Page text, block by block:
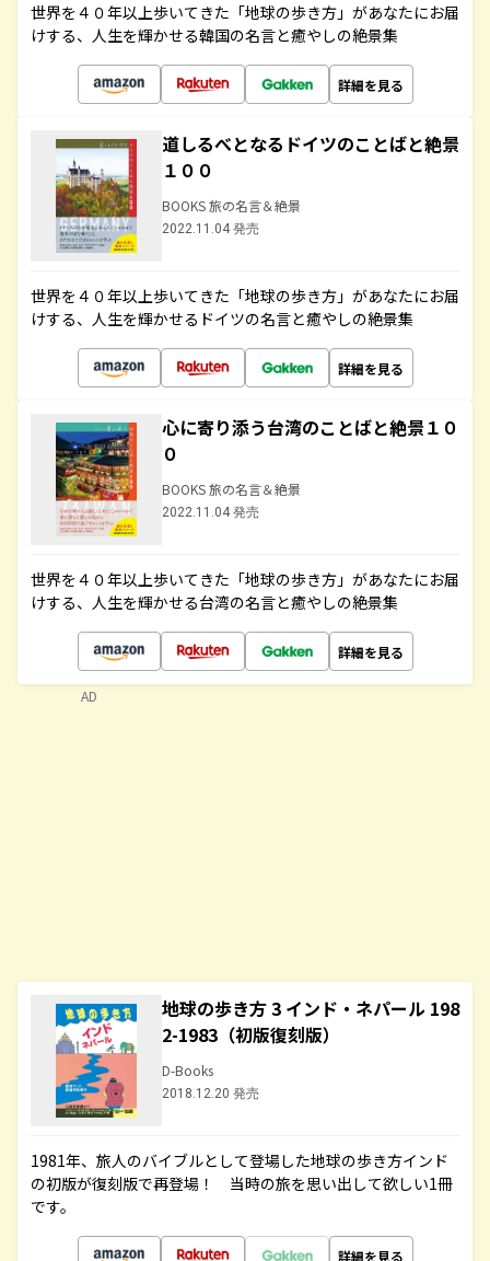
世界を４０年以上歩いてきた「地球の歩き方」があなたにお届
けする、人生を輝かせる韓国の名言と癒やしの絶景集
詳細を見る
道しるべとなるドイツのことばと絶景
１００
BOOKS 旅の名言＆絶景
2022.11.04 発売
世界を４０年以上歩いてきた「地球の歩き方」があなたにお届
けする、人生を輝かせるドイツの名言と癒やしの絶景集
詳細を見る
心に寄り添う台湾のことばと絶景１０
０
BOOKS 旅の名言＆絶景
2022.11.04 発売
世界を４０年以上歩いてきた「地球の歩き方」があなたにお届
けする、人生を輝かせる台湾の名言と癒やしの絶景集
詳細を見る
地球の歩き方 3 インド・ネパール 198
2-1983（初版復刻版）
D-Books
2018.12.20 発売
1981年、旅人のバイブルとして登場した地球の歩き方インド
の初版が復刻版で再登場！ 当時の旅を思い出して欲しい1冊
です。
詳細を見る
AD